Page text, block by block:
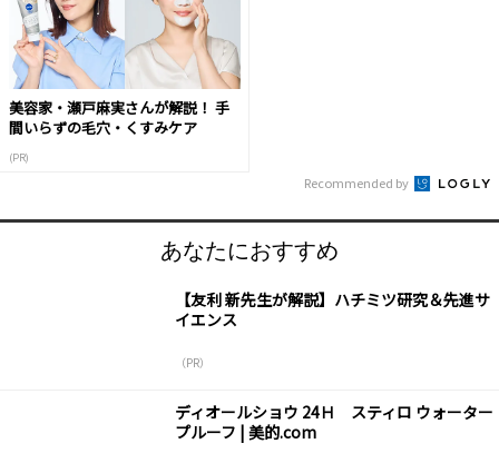
美容家・瀬戸麻実さんが解説！ 手
間いらずの毛穴・くすみケア
(PR)
Recommended by
あなたにおすすめ
【友利 新先生が解説】ハチミツ研究＆先進サ
イエンス
（PR）
ディオールショウ 24Ｈ スティロ ウォーター
プルーフ | 美的.com